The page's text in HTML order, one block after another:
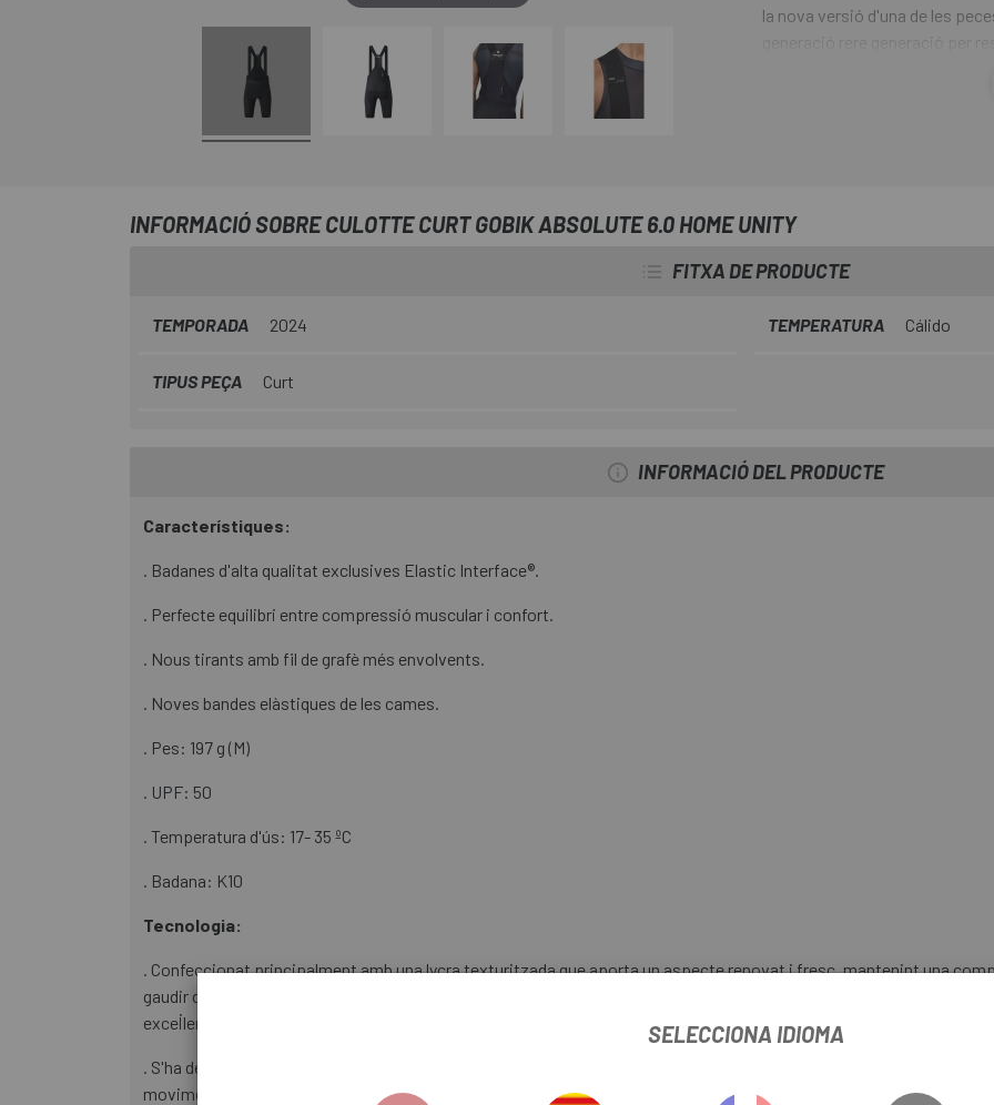
la nova versió d'una de les
generació rere generació per
estilitzat, amb una estètica
INFORMACIÓ SOBRE CULOTTE CURT GOBIK ABSOLUTE 6.0 HOME UNITY
FITXA DE PRODUCTE
TEMPORADA 2024 TEMPERATURA Cálido
TIPUS PEÇA Curt
INFORMACIÓ DEL PRODUCTE
Característiques:
. Badanes d'alta qualitat exclusives Elastic Interface®.
. Perfecte equilibri entre compressió muscular i confort.
. Nous tirants amb fil de grafè més envolvents.
. Noves bandes elàstiques de les cames.
. Pes: 197 g (M)
. UPF: 50
. Temperatura d'ús: 17- 35 ºC
. Badana: K10
Tecnologia:
. Confeccionat principalment amb una lycra texturitzada que aporta un aspecte renovat i fresc, mantenint una
gaudir d'una suport òptima i un confort de marxa perfecte. La seva capacitat de transpiració és molt elevada,
excel·lent protecció solar de 50+ UPF.
. S'ha depurat el patró estructural de la peça per aconseguir una aparença més estilitzada i envolvent, ajustant-se
moviments no desitjats que interfereixin en el pedaleig.
SELECCIONA IDIOMA